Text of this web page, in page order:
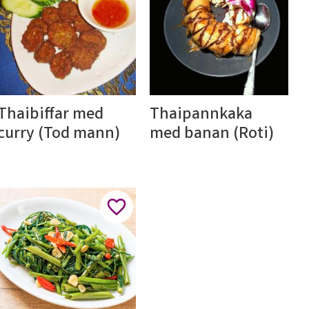
med
(Tod mann)
Thaipannkaka
med banan (Roti)
i favoriter Lägg till i favoriter